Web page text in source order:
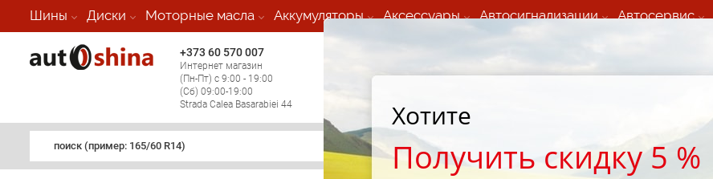
Шины Диски Моторные масла Аккумуляторы Аксессуары Автосигнализации Автосервис
+373 60 570 007
Интернет магазин
(Пн-Пт) с 9:00 - 19:00
(Сб) 09:00-19:00
Strada Calea Basarabiei 44
(круглосуточно по всем
(Пн-Пт) с 9:00 - 19:00
поиск (примеp: 165/60 R14)
Хотите
Получить скидку 5 %